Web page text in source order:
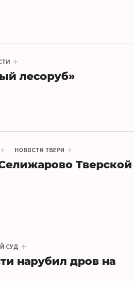
лесоруб»
НОВОСТИ ТВЕРИ
Тверской
СУД
нарубил дров на